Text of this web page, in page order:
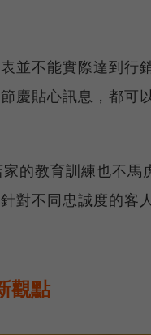
並不能實際達到行
慶貼心訊息，都
的教育訓練也不馬
對不同忠誠度的客
觀點